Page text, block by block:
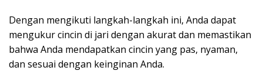
Dengan mengikuti langkah-langkah ini, Anda dapat
mengukur cincin di jari dengan akurat dan memastikan
bahwa Anda mendapatkan cincin yang pas, nyaman,
dan sesuai dengan keinginan Anda.